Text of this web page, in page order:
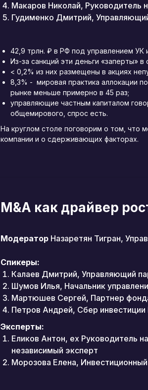
Макаров Николай, Руководитель
Гудименко Дмитрий,
42,9 трлн. ₽ в РФ под управлением УК
Из-за санкций эти деньги «заперты»
< 0,2% из них размещены в акциях
8,3% - мировая практика аллокации
рынке меньше примерно в 45 раз;
управляющие частным капиталом
общемирового, спрос есть.
На круглом столе поговорим о том, что
компании и о сдерживающих факторах.
M&A как драйвер
Модератор Назаретян Тигран,
Спикеры:
Калаев Дмитрий, Управляющий
Шумов Илья, Начальник
Мартюшев Сергей, Партнер
Петров Андрей, Сбер инвестиции
Эксперты:
Еликов Антон, ex Руководитель
независимый эксперт
Морозова Елена,